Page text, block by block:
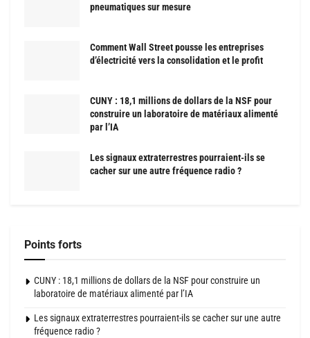
pneumatiques sur mesure
Comment Wall Street pousse les entreprises
d’électricité vers la consolidation et le profit
CUNY : 18,1 millions de dollars de la NSF pour
construire un laboratoire de matériaux alimenté
par l’IA
Les signaux extraterrestres pourraient-ils se
cacher sur une autre fréquence radio ?
Points forts
CUNY : 18,1 millions de dollars de la NSF pour construire un
laboratoire de matériaux alimenté par l’IA
Les signaux extraterrestres pourraient-ils se cacher sur une autre
fréquence radio ?